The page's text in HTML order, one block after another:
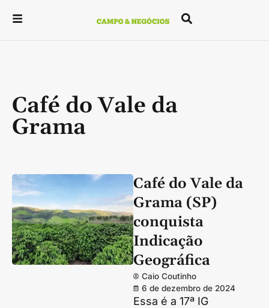
Café do Vale da
Grama
Café do Vale da
Grama (SP)
conquista
Indicação
Geográfica
Caio Coutinho
6 de dezembro de 2024
Essa é a 17ª IG